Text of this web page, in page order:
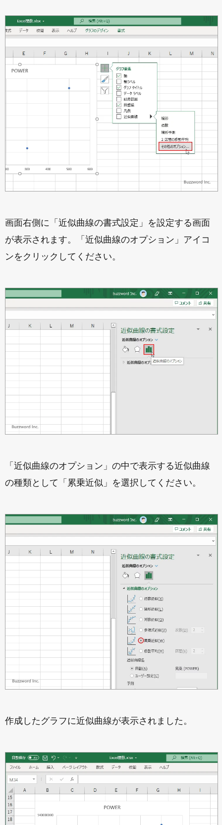
画面右側に「近似曲線の書式設定」を設定する画面
が表示されます。「近似曲線のオプション」アイコ
ンをクリックしてください。
「近似曲線のオプション」の中で表示する近似曲線
の種類として「累乗近似」を選択してください。
作成したグラフに近似曲線が表示されました。